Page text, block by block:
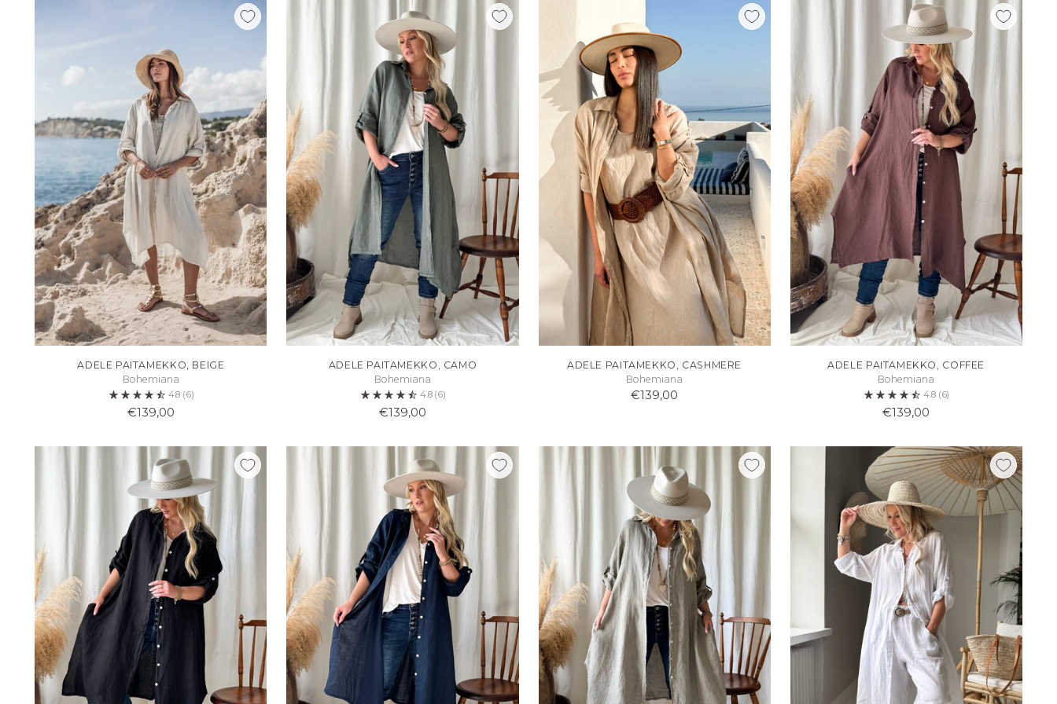
ADELE PAITAMEKKO, BEIGE
Bohemiana
4.8 (6)
€139,00
ADELE PAITAMEKKO, CAMO
Bohemiana
4.8 (6)
€139,00
ADELE PAITAMEKKO, CASHMERE
Bohemiana
€139,00
ADELE PAITAMEKKO, COFFEE
Bohemiana
4.8 (6)
€139,00